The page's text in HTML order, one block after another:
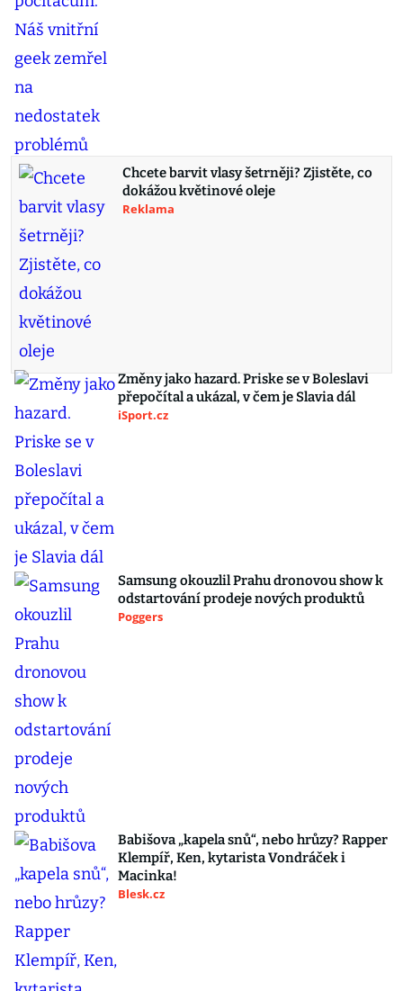
Chcete barvit vlasy šetrněji? Zjistěte, co
dokážou květinové oleje
Reklama
Změny jako hazard. Priske se v Boleslavi
přepočítal a ukázal, v čem je Slavia dál
iSport.cz
Samsung okouzlil Prahu dronovou show k
odstartování prodeje nových produktů
Poggers
Babišova „kapela snů“, nebo hrůzy? Rapper
Klempíř, Ken, kytarista Vondráček i
Macinka!
Blesk.cz